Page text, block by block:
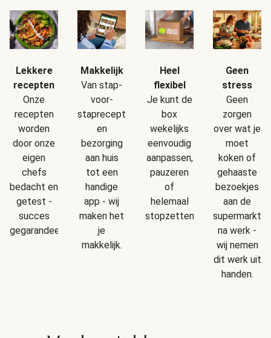
Lekkere
recepten
Onze
recepten
worden
door onze
eigen
chefs
bedacht en
getest -
succes
gegarandeerd!
Makkelijk
Van stap-
voor-
staprecepten
en
bezorging
aan huis
tot een
handige
app - wij
maken het
je
makkelijk.
Heel
flexibel
Je kunt de
box
wekelijks
eenvoudig
aanpassen,
pauzeren
of
helemaal
stopzetten.
Geen
stress
Geen
zorgen
over wat je
moet
koken of
gehaaste
bezoekjes
aan de
supermarkt
na werk -
wij nemen
dit werk uit
handen.